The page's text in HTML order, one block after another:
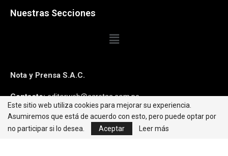
Nuestras Secciones
Nota y Prensa S.A.C.
Contacto:editorweb@caretas.com.pe
Síguenos:
Este sitio web utiliza cookies para mejorar su experiencia.
Asumiremos que está de acuerdo con esto, pero puede optar por
no participar si lo desea.
Aceptar Leer más